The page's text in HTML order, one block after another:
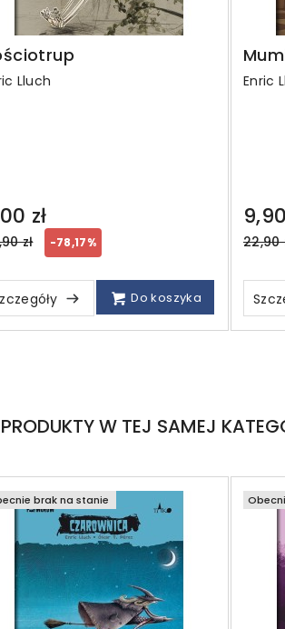
Lluch
zł
zł -78,17%
Do koszyka
Enric
22,90
W TEJ SAMEJ
brak na stanie